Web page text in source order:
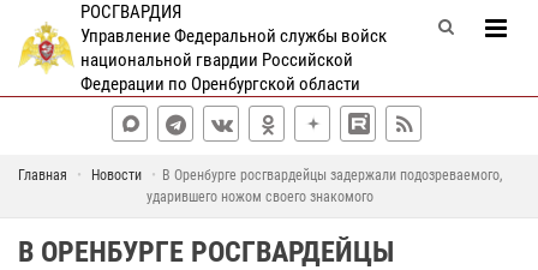
РОСГВАРДИЯ
Управление Федеральной службы войск
национальной гвардии Российской
Федерации по Оренбургской области
Главная Новости
В Оренбурге росгвардейцы задержали подозреваемого,
ударившего ножом своего знакомого
В ОРЕНБУРГЕ РОСГВАРДЕЙЦЫ